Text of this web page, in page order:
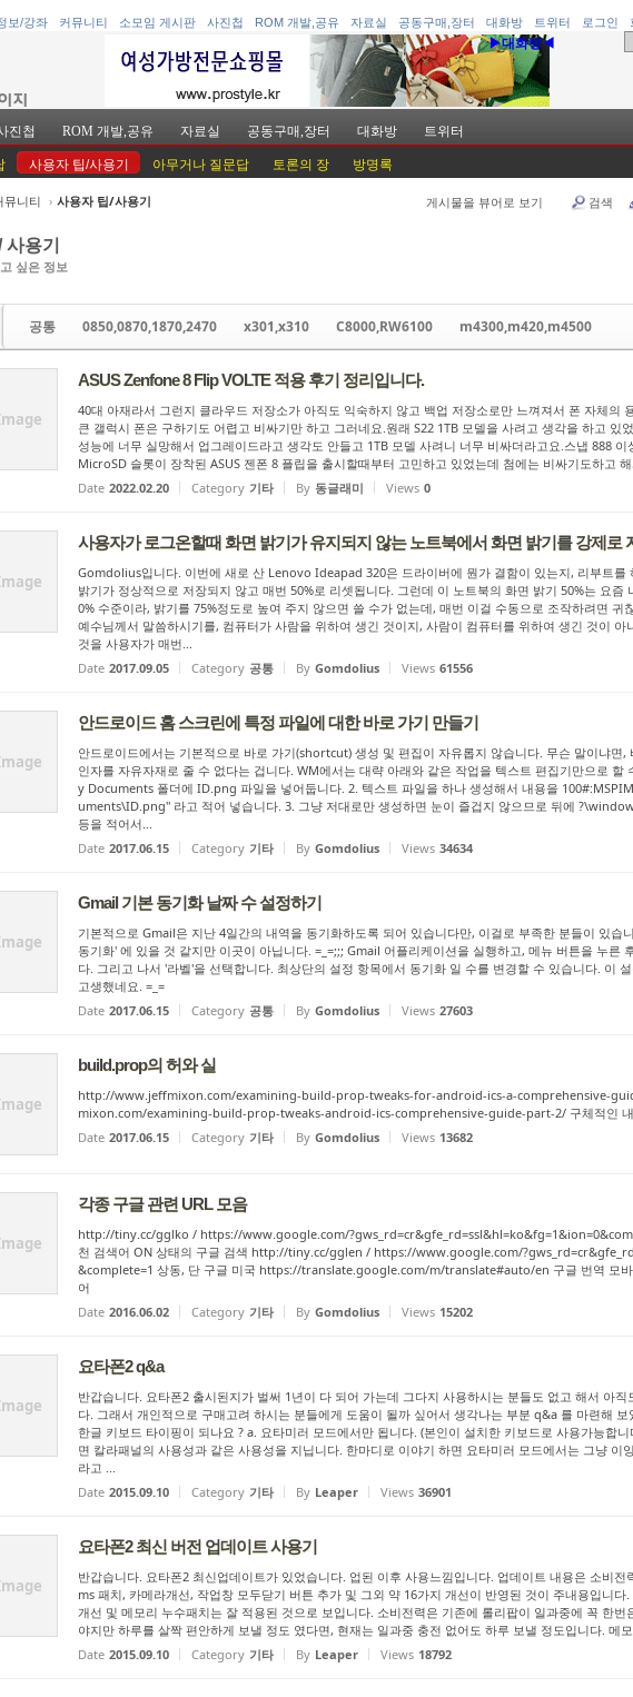
보/강좌 커뮤니티 소모임 게시판 사진첩 ROM 개발,공유 자료실 공동구매,장터 대화방 트위터 로그인
▶대화방◀
진첩 ROM 개발,공유 자료실 공동구매,장터 대화방 트위터
사용자 팁/사용기 아무거나 질문답 토론의 장 방명록
뮤니티 › 사용자 팁/사용기 게시물을 뷰어로 보기 검색
사용기
싶은 정보
공통 0850,0870,1870,2470 x301,x310 C8000,RW6100
m4300,m420,m4500
ASUS Zenfone 8 Flip VOLTE 적용 후기 정리입니다.
40대 아재라서 그런지 클라우드 저장소가 아직도 익숙하지 않고 백업 저장소로만 느껴져서 폰 자체의
큰 갤럭시 폰은 구하기도 어렵고 비싸기만 하고 그러네요. ​ 원래 S22 1TB 모델을 사려고 생각을 하고 있
성능에 너무 실망해서 업그레이드라고 생각도 안들고 1TB 모델 사려니 너무 비싸더라고요. ​ 스냅 888
MicroSD 슬롯이 장착된 ASUS 젠폰 8 플립을 출시할때부터 고민하고 있었는데 첨에는 비싸기도하고
Date 2022.02.20 Category 기타 By 동글래미 Views 0
사용자가 로그온할때 화면 밝기가 유지되지 않는 노트북에서 화면 밝기를 강제로
Gomdolius입니다. 이번에 새로 산 Lenovo Ideapad 320은 드라이버에 뭔가 결함이 있는지, 리부트를
밝기가 정상적으로 저장되지 않고 매번 50%로 리셋됩니다. 그런데 이 노트북의 화면 밝기 50%는 요즘
0% 수준이라, 밝기를 75%정도로 높여 주지 않으면 쓸 수가 없는데, 매번 이걸 수동으로 조작하려면 귀
예수님께서 말씀하시기를, 컴퓨터가 사람을 위하여 생긴 것이지, 사람이 컴퓨터를 위하여 생긴 것이 아
것을 사용자가 매번...
Date 2017.09.05 Category 공통 By Gomdolius Views 61556
안드로이드 홈 스크린에 특정 파일에 대한 바로 가기 만들기
안드로이드에서는 기본적으로 바로 가기(shortcut) 생성 및 편집이 자유롭지 않습니다. 무슨 말이냐면,
인자를 자유자재로 줄 수 없다는 겁니다. WM에서는 대략 아래와 같은 작업을 텍스트 편집기만으로 할
y Documents 폴더에 ID.png 파일을 넣어둡니다. 2. 텍스트 파일을 하나 생성해서 내용을
uments\ID.png" 라고 적어 넣습니다. 3. 그냥 저대로만 생성하면 눈이 즐겁지 않으므로 뒤에
등을 적어서...
Date 2017.06.15 Category 기타 By Gomdolius Views 34634
Gmail 기본 동기화 날짜 수 설정하기
기본적으로 Gmail은 지난 4일간의 내역을 동기화하도록 되어 있습니다만, 이걸로 부족한 분들이 있습
동기화' 에 있을 것 같지만 이곳이 아닙니다. =_=;;; Gmail 어플리케이션을 실행하고, 메뉴 버튼을 누른
다. 그리고 나서 '라벨'을 선택합니다. 최상단의 설정 항목에서 동기화 일 수를 변경할 수 있습니다. 이
고생했네요. =_=
Date 2017.06.15 Category 공통 By Gomdolius Views 27603
build.prop의 허와 실
http://www.jeffmixon.com/examining-build-prop-tweaks-for-android-ics-a-comprehensive-
mixon.com/examining-build-prop-tweaks-android-ics-comprehensive-guide-part-2/ 구체적인 내
Date 2017.06.15 Category 기타 By Gomdolius Views 13682
각종 구글 관련 URL 모음
http://tiny.cc/gglko / https://www.google.com/
천 검색어 ON 상태의 구글 검색 http://tiny.cc/gglen / https://www.google.com/
&complete=1 상동, 단 구글 미국 https://translate.google.com/m/translate#auto/en 구글 번역 모
어
Date 2016.06.02 Category 기타 By Gomdolius Views 15202
요타폰2 q&a
반갑습니다. 요타폰2 출시된지가 벌써 1년이 다 되어 가는데 그다지 사용하시는 분들도 없고 해서 아직
다. 그래서 개인적으로 구매고려 하시는 분들에게 도움이 될까 싶어서 생각나는 부분 q&a 를 마련해
한글 키보드 타이핑이 되나요 ? a. 요타미러 모드에서만 됩니다. (본인이 설치한 키보드로 사용가능합
면 칼라패널의 사용성과 같은 사용성을 지닙니다. 한마디로 이야기 하면 요타미러 모드에서는 그냥 이
라고 ...
Date 2015.09.10 Category 기타 By Leaper Views 36901
요타폰2 최신 버전 업데이트 사용기
반갑습니다. 요타폰2 최신업데이트가 있었습니다. 업된 이후 사용느낌입니다. 업데이트 내용은 소비
ms 패치, 카메라개선, 작업창 모두닫기 버튼 추가 및 그외 약 16가지 개선이 반영된 것이 주내용입니다
개선 및 메모리 누수패치는 잘 적용된 것으로 보입니다. 소비전력은 기존에 롤리팝이 일과중에 꼭 한번
야지만 하루를 살짝 편안하게 보낼 정도 였다면, 현재는 일과중 충전 없어도 하루 보낼 정도입니다. 메
Date 2015.09.10 Category 기타 By Leaper Views 18792
5
5
5
5